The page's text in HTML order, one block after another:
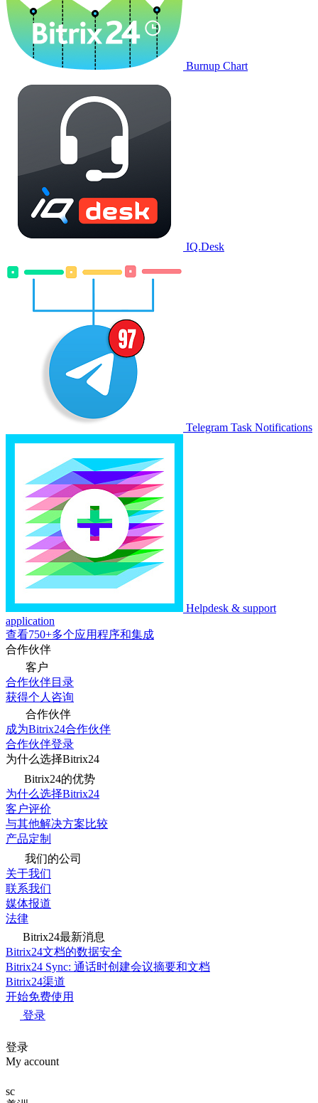
Burnup Chart
IQ.Desk
Telegram Task Notifications
Helpdesk & support
application
查看750+多个应用程序和集成
合作伙伴
客户
合作伙伴目录
获得个人咨询
合作伙伴
成为Bitrix24合作伙伴
合作伙伴登录
为什么选择Bitrix24
Bitrix24的优势
为什么选择Bitrix24
客户评价
与其他解决方案比较
产品定制
我们的公司
关于我们
联系我们
媒体报道
法律
Bitrix24最新消息
Bitrix24文档的数据安全
Bitrix24 Sync: 通话时创建会议摘要和文档
Bitrix24渠道
开始免费使用
登录
登录
My account
sc